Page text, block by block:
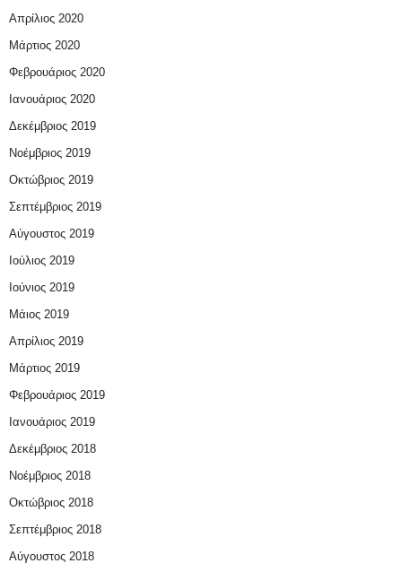
Απρίλιος 2020
Μάρτιος 2020
Φεβρουάριος 2020
Ιανουάριος 2020
Δεκέμβριος 2019
Νοέμβριος 2019
Οκτώβριος 2019
Σεπτέμβριος 2019
Αύγουστος 2019
Ιούλιος 2019
Ιούνιος 2019
Μάιος 2019
Απρίλιος 2019
Μάρτιος 2019
Φεβρουάριος 2019
Ιανουάριος 2019
Δεκέμβριος 2018
Νοέμβριος 2018
Οκτώβριος 2018
Σεπτέμβριος 2018
Αύγουστος 2018